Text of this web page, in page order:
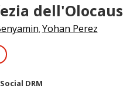
, Yohan Perez
Social DRM